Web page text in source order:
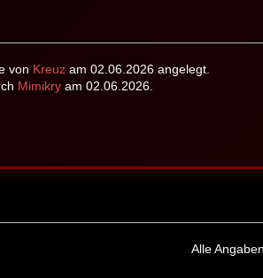
von Kreuz am 02.06.2026 angelegt.
Mimikry am 02.06.2026.
Alle